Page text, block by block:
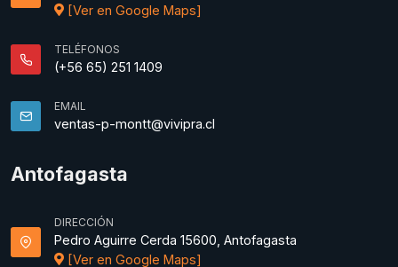
[Ver en Google Maps]
TELÉFONOS
(+56 65) 251 1409
EMAIL
ventas-p-montt@vivipra.cl
Antofagasta
DIRECCIÓN
Pedro Aguirre Cerda 15600, Antofagasta
[Ver en Google Maps]